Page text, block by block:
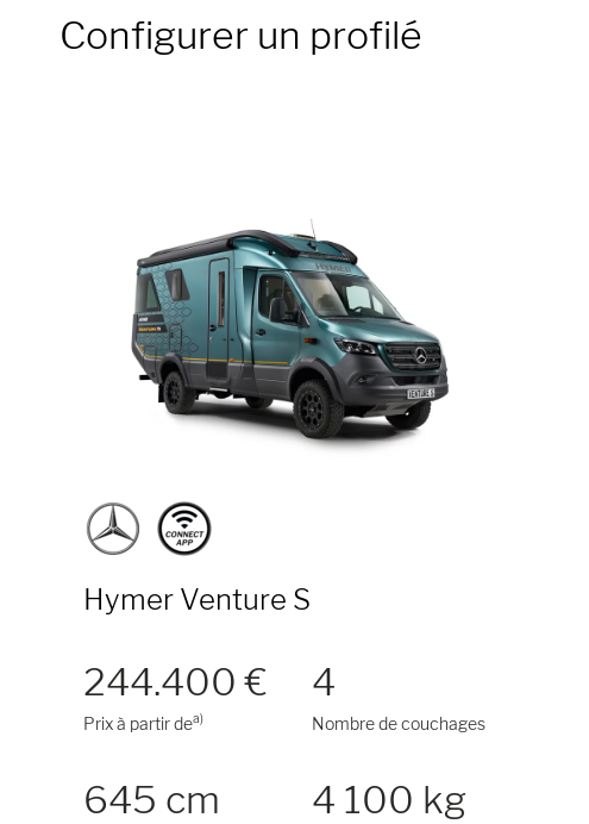
Configurer un profilé
Hymer Venture S
244.400 €
Prix à partir dea)
4
Nombre de couchages
645 cm 4 100 kg